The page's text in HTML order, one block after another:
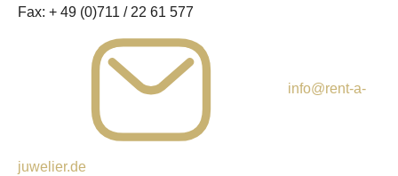
Fax: + 49 (0)711 / 22 61 577
info@rent-a-
juwelier.de